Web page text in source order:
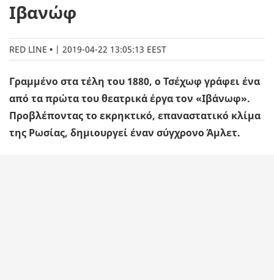
Ιβανώφ
RED LINE | 2019-04-22 13:05:13 EEST
Γραμμένο στα τέλη του 1880, ο Τσέχωφ γράφει ένα
από τα πρώτα του θεατρικά έργα τον «Ιβάνωφ».
Προβλέποντας το εκρηκτικό, επαναστατικό κλίμα
της Ρωσίας, δημιουργεί έναν σύγχρονο Άμλετ.